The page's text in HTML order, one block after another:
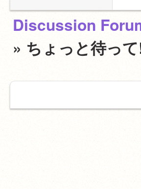
Discussion
» ちょっと待っ